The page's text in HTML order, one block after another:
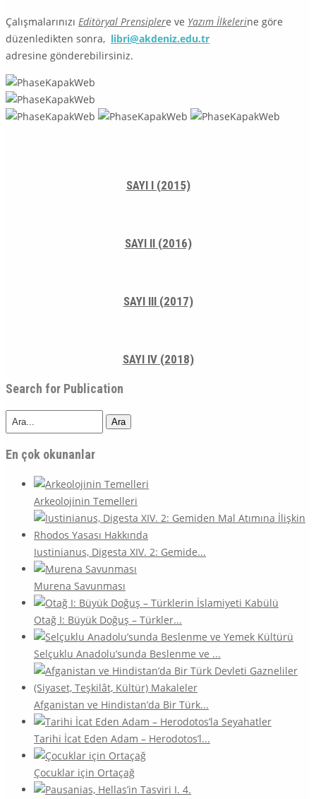
Çalışmalarınızı Editöryal Prensiplere ve Yazım İlkelerine göre
düzenledikten sonra, libri@akdeniz.edu.tr
adresine gönderebilirsiniz.
SAYI I (2015)
SAYI II (2016)
SAYI III (2017)
SAYI IV (2018)
Search for Publication
Ara
En çok okunanlar
Arkeolojinin Temelleri
Iustinianus, Digesta XIV. 2: Gemide...
Murena Savunması
Otağ I: Büyük Doğuş – Türkler...
Selçuklu Anadolu’sunda Beslenme ve ...
Afganistan ve Hindistan’da Bir Türk...
Tarihi İcat Eden Adam – Herodotos’l...
Çocuklar için Ortaçağ